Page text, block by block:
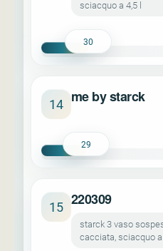
sciacquo a 4,5 l
30
14 me by starck
29
15 220309
starck 3 vaso
cacciata, sciacquo